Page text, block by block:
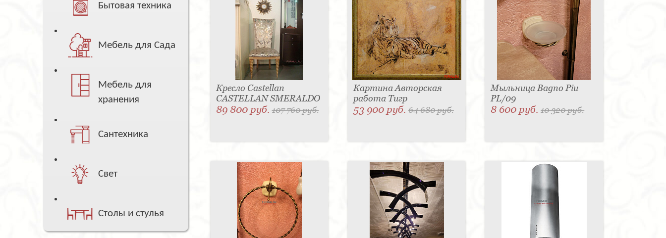
Бытовая техника
Мебель для Сада
Мебель для
хранения
Сантехника
Свет
Столы и стулья
Кресло Castellan
CASTELLAN SMERALDO
89 800 руб.107 760 руб.
Картина Авторская
работа Тигр
53 900 руб. 64 680 руб.
Мыльница Bagno Piu
PL/09
8 600 руб.10 320 руб.